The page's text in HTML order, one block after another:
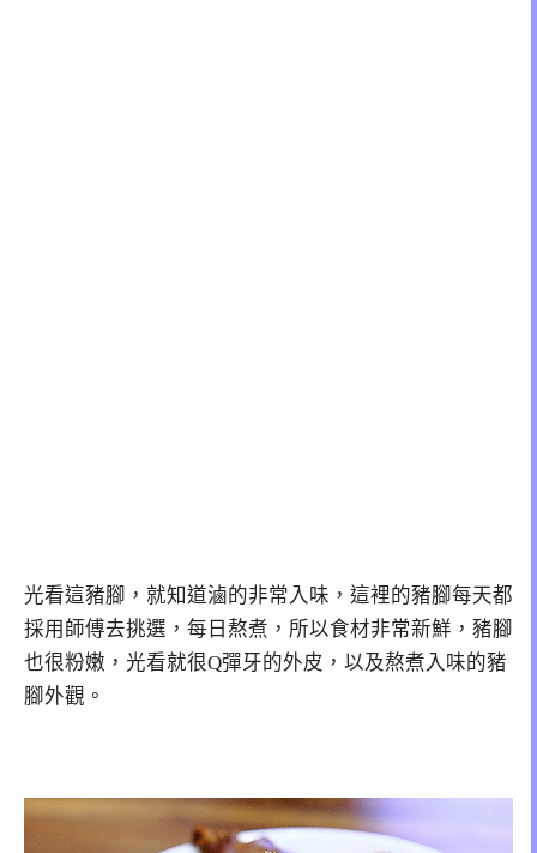
光看這豬腳，就知道滷的非常入味，這裡的豬腳每天都
採用師傅去挑選，每日熬煮，所以食材非常新鮮，豬腳
也很粉嫩，光看就很Q彈牙的外皮，以及熬煮入味的豬
腳外觀。